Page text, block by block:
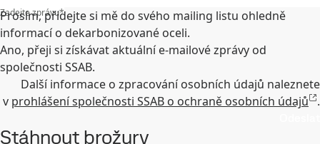
Zadejte zprávu*
Prosím, přidejte si mě do svého mailing listu ohledně
informací o dekarbonizované oceli.
Ano, přeji si získávat aktuální e-mailové zprávy od
společnosti SSAB.
Další informace o zpracování osobních údajů naleznete
v prohlášení společnosti SSAB o ochraně osobních údajů .
Stáhnout brožury